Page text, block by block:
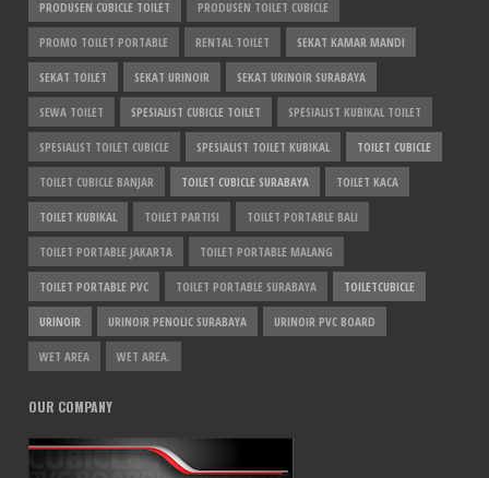
PRODUSEN CUBICLE TOILET PRODUSEN TOILET CUBICLE
PROMO TOILET PORTABLE RENTAL TOILET SEKAT KAMAR MANDI
SEKAT TOILET SEKAT URINOIR SEKAT URINOIR SURABAYA
SEWA TOILET SPESIALIST CUBICLE TOILET SPESIALIST KUBIKAL TOILET
SPESIALIST TOILET CUBICLE SPESIALIST TOILET KUBIKAL TOILET CUBICLE
TOILET CUBICLE BANJAR TOILET CUBICLE SURABAYA TOILET KACA
TOILET KUBIKAL TOILET PARTISI TOILET PORTABLE BALI
TOILET PORTABLE JAKARTA TOILET PORTABLE MALANG
TOILET PORTABLE PVC TOILET PORTABLE SURABAYA TOILETCUBICLE
URINOIR URINOIR PENOLIC SURABAYA URINOIR PVC BOARD
WET AREA WET AREA.
OUR COMPANY